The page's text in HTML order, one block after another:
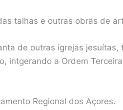
talhas e outras obras de
de outras igrejas
intgerando a Ordem
Regional dos Açores.